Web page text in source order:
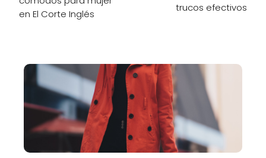
en El Corte Inglés
trucos efectivos